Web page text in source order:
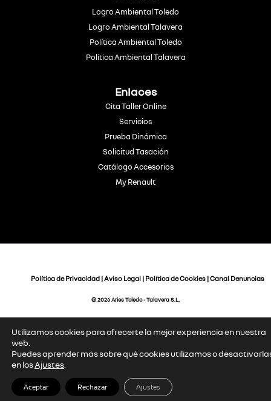
Logro Ambiental Toledo
Logro Ambiental Talavera
Política Ambiental Toledo
Política Ambiental Talavera
Enlaces
Cita Taller Online
Servicios
Prueba Dinámica
Solicitud Tasación
Catálogo Accesorios
My Renault
Política de Privacidad |Aviso Legal | Política de Cookies |Canal Denuncias
© 2026 Aries Toledo - Talavera S.L.
Utilizamos cookies para ofrecerte la mejor experiencia en nuestra
web.
Puedes aprender más sobre qué cookies utilizamos o
en losAjustes
Aceptar Rechazar Ajustes